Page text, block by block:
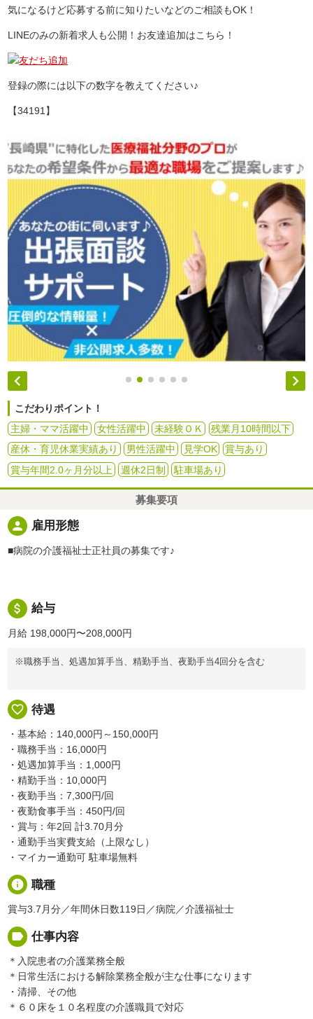
気になるけど応募する前に知りたいなどのご相談もOK！
LINEのみの新着求人も公開！お友達追加はこちら！
登録の際には以下の数字を教えてください♪
【34191】
 
こだわりポイント！
主婦・ママ活躍中
女性活躍中 未経験ＯＫ
残業月10時間以下
産休・育児休業実績あり
男性活躍中 見学OK
賞与あり
賞与年間2.0ヶ月分以上
週休2日制 駐車場あり
募集要項
person 雇用形態
■病院の介護福祉士正社員の募集です♪
attach_money 給与
月給 198,000円〜208,000円
※職務手当、処遇加算手当、精勤手当、夜勤手当4回分を含む
favorite_border 待遇
・基本給：140,000円～150,000円
・職務手当：16,000円
・処遇加算手当：1,000円
・精勤手当：10,000円
・夜勤手当：7,300円/回
・夜勤食事手当：450円/回
・賞与：年2回 計3.70月分
・通勤手当実費支給（上限なし）
・マイカー通勤可 駐車場無料
info 職種
賞与3.7月分／年間休日数119日／病院／介護福祉士
label 仕事内容
＊入院患者の介護業務全般
＊日常生活における解除業務全般が主な仕事になります
・清掃、その他
＊６０床を１０名程度の介護職員で対応